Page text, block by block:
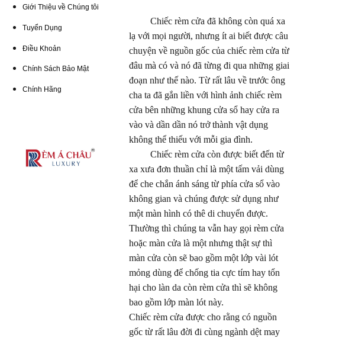
Giới Thiệu về Chúng tôi
Tuyển Dụng
Điều Khoản
Chính Sách Bảo Mật
Chính Hãng
Chiếc rèm cửa đã không còn quá xa
lạ với mọi người, nhưng ít ai biết được câu
chuyện về nguồn gốc của chiếc rèm cửa từ
đâu mà có và nó đã từng đi qua những giai
đoạn như thế nào. Từ rất lâu về trước ông
cha ta đã gắn liền với hình ảnh chiếc rèm
cửa bên những khung cửa sổ hay cửa ra
vào và dần dần nó trở thành vật dụng
không thể thiếu với mỗi gia đình.
Chiếc rèm cửa còn được biết đến từ
xa xưa đơn thuần chỉ là một tấm vải dùng
để che chắn ánh sáng từ phía cửa sổ vào
không gian và chúng được sử dụng như
một màn hình có thê di chuyển được.
Thường thì chúng ta vẫn hay gọi rèm cửa
hoặc màn cửa là một nhưng thật sự thì
màn cửa còn sẽ bao gồm một lớp vài lót
mỏng dùng để chống tia cực tím hay tổn
hại cho làn da còn rèm cửa thì sẽ không
bao gồm lớp màn lót này.
Chiếc rèm cửa được cho rằng có nguồn
gốc từ rất lâu đời đi cùng ngành dệt may